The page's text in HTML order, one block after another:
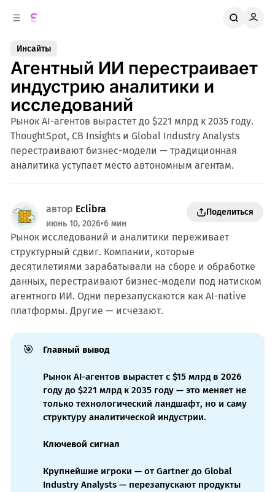
Инсайты
Агентный ИИ перестраивает
индустрию аналитики и
исследований
Рынок AI-агентов вырастет до $221 млрд к 2035 году.
ThoughtSpot, CB Insights и Global Industry Analysts
перестраивают бизнес-модели — традиционная
аналитика уступает место автономным агентам.
автор Eclibra
июнь 10, 2026•6 мин
Поделиться
Рынок исследований и аналитики переживает
структурный сдвиг. Компании, которые
десятилетиями зарабатывали на сборе и обработке
данных, перестраивают бизнес-модели под натиском
агентного ИИ. Одни перезапускаются как AI-native
платформы. Другие — исчезают.
🎯 Главный вывод
Рынок AI-агентов вырастет с $15 млрд в 2026
году до $221 млрд к 2035 году — это меняет не
только технологический ландшафт, но и саму
структуру аналитической индустрии.
Ключевой сигнал
Крупнейшие игроки — от Gartner до Global
Industry Analysts — перезапускают продукты